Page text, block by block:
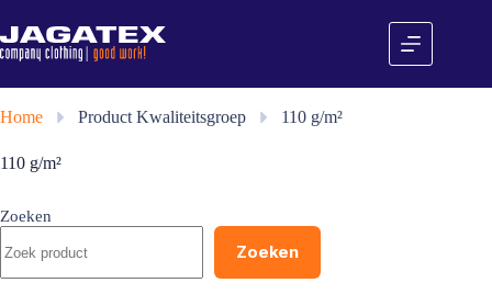
naar
de
inhoud
Home » Product Kwaliteitsgroep » 110 g/m²
110 g/m²
Zoeken
Zoeken